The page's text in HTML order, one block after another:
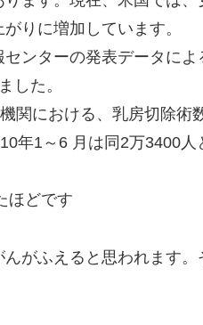
りに増加しています。
ンターの発表データに
した。
関における、乳房切除術
年1～6 月は同2万3400人
ほどです
がふえると思われます